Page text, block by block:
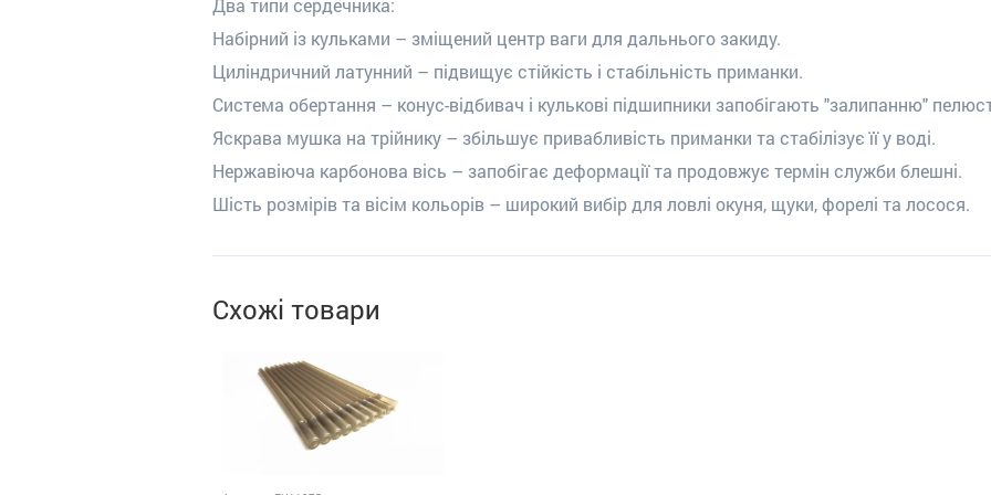
Набірний із кульками – зміщений центр ваги для дальнього закиду.
Циліндричний латунний – підвищує стійкість і стабільність приманки.
Система обертання – конус-відбивач і кулькові підшипники запобігають "залипанню"
Яскрава мушка на трійнику – збільшує привабливість приманки та стабілізує її у воді.
Нержавіюча карбонова вісь – запобігає деформації та продовжує термін служби блешні.
Шість розмірів та вісім кольорів – широкий вибір для ловлі окуня, щуки, форелі та лосося.
Схожі товари